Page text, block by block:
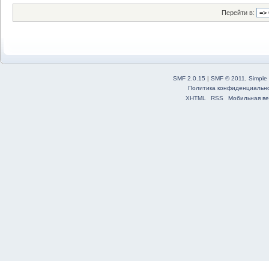
Перейти в:
SMF 2.0.15 | SMF © 2011
Simple
Политика
XHTML
RSS Мобильная